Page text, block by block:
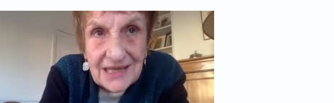
Lire la vidéo